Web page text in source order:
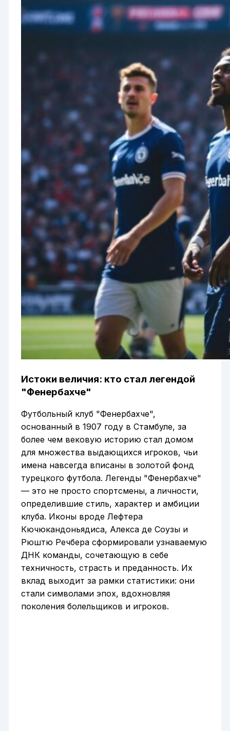
Истоки величия: кто стал легендой
"Фенербахче"
Футбольный клуб "Фенербахче",
основанный в 1907 году в Стамбуле, за
более чем вековую историю стал домом
для множества выдающихся игроков, чьи
имена навсегда вписаны в золотой фонд
турецкого футбола. Легенды "Фенербахче"
— это не просто спортсмены, а личности,
определившие стиль, характер и амбиции
клуба. Иконы вроде Лефтера
Кючюкандоньядиса, Алекса де Соузы и
Рюштю Речбера сформировали узнаваемую
ДНК команды, сочетающую в себе
техничность, страсть и преданность. Их
вклад выходит за рамки статистики: они
стали символами эпох, вдохновляя
поколения болельщиков и игроков.